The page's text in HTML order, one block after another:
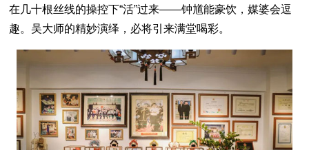
在几十根丝线的操控下“活”过来——钟馗能豪饮，媒婆会逗
趣。吴大师的精妙演绎，必将引来满堂喝彩。